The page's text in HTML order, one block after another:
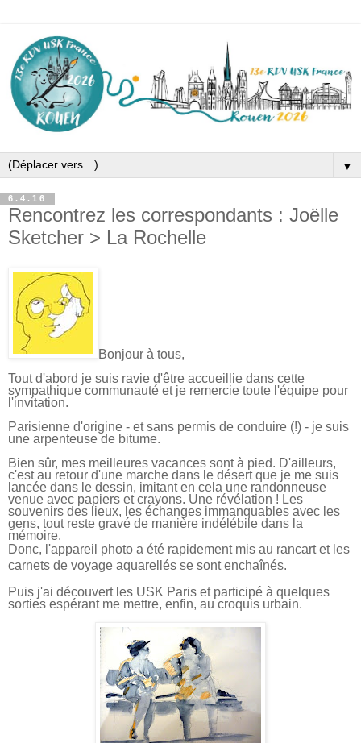
▼
6.4.16
Rencontrez les correspondants : Joëlle
Sketcher > La Rochelle
Bonjour à tous,
Tout d'abord je suis ravie d'être accueillie dans cette
sympathique communauté et je remercie toute l'équipe pour
l'invitation.
Parisienne d'origine - et sans permis de conduire (!) - je suis
une arpenteuse de bitume.
Bien sûr, mes meilleures vacances sont à pied. D'ailleurs,
c'est au retour d'une marche dans le désertque je me suis
lancée dans le dessin, imitant en cela une randonneuse
venue avec papiers et crayons. Une révélation ! Les
souvenirs des lieux, les échanges immanquables avec les
gens, tout reste gravé de manière indélébile dans la
mémoire.
Donc, l'appareil photo a été rapidement mis au rancart et les
carnets de voyage aquarellés se sont enchaînés.
Puis j'ai découvert les USK Paris et participé à quelques
sorties espérant me mettre, enfin, au croquis urbain.